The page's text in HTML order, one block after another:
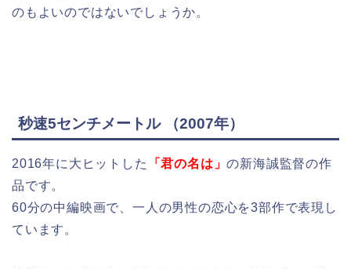
のもよいのではないでしょうか。
秒速5センチメートル （2007年）
2016年に大ヒットした 「君の名は」の新海誠監督の作
品です。
60分の中編映画で、一人の男性の恋心を3部作で表現し
ています。